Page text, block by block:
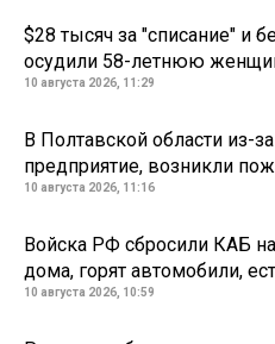
$28 тысяч за "списание" и
осудили 58-летнюю
10 августа 2026, 11:29
В Полтавской области из-
предприятие, возникли
10 августа 2026, 11:16
Войска РФ сбросили КАБ
дома, горят автомобили,
10 августа 2026, 10:59